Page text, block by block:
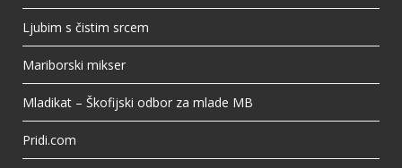
Ljubim s čistim srcem
Mariborski mikser
Mladikat – Škofijski odbor za mlade MB
Pridi.com